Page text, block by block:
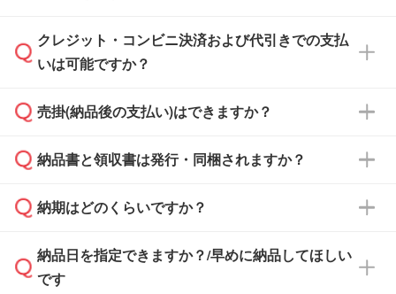
通常、翌営業日までにお送りしております。混
雑状況によっては、お時間をいただくこともご
依頼いただいた場合は、翌営業日以降のご連絡
クレジット・コンビニ決済および代引きでの支払
いは可能ですか？
銀行振込のみのご対応となります。
売掛(納品後の支払い)はできますか？
基本的には先入金をお願いしておりますが、自
どの場合は、月末締め翌月末払いに対応可能で
また、卒業・卒園記念品で対策委員会や個人様
納品書と領収書は発行・同梱されますか？
納品書・領収書は ご依頼をいただいた場合の
ず、通常はPDFデータをメール添付でお送りし
ます。
納期はどのくらいですか？
・印刷する場合(500個程度)
ご入金、イメージ画像の校了から約2週間～2
納品日を指定できますか？/早めに納品してほしい
です